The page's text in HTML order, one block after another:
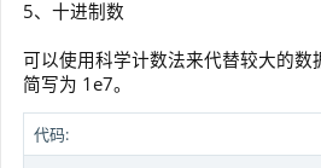
5、十进制数
可以使用科学计数法来代替较大的
简写为 1e7。
代码: